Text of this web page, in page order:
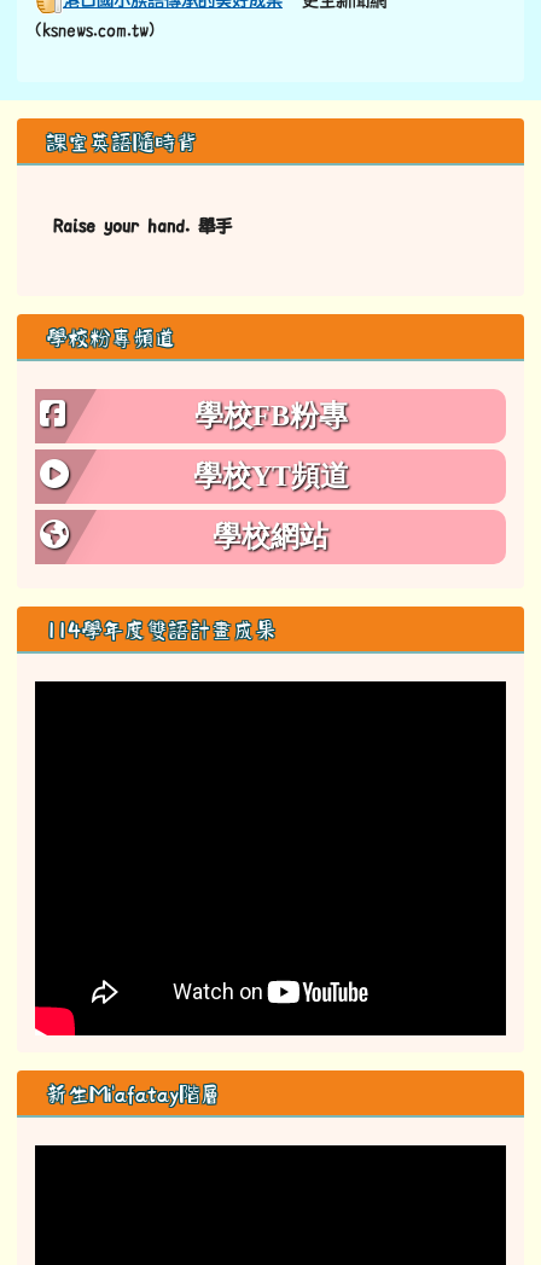
(ksnews.com.tw)
左邊區域內容
課室英語隨時背
Raise your hand. 舉手
學校粉專頻道
學校FB粉專
學校YT頻道
學校網站
114學年度雙語計畫成果
新生Mi'afatay階層